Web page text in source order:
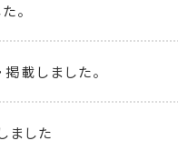
。
載しました。
ました